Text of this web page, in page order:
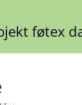
føtex